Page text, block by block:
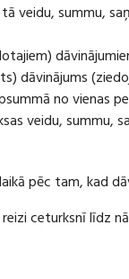
veidu, summu,
dāvinājums
no vienas
veidu, summu,
pēc tam, kad
ceturksnī līdz